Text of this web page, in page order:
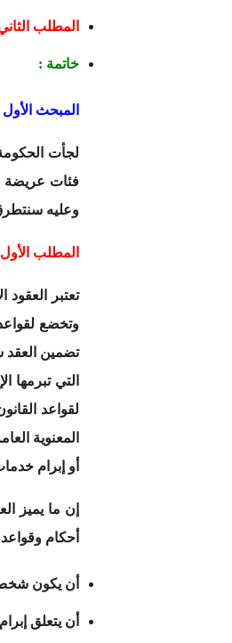
المطلب
خاتمة :
المبحث
لجأت
فئات عريضة
وعليه
المطلب
تعتبر العقود
وتخضع
تضمين العقد
التي
لقواعد
المعنوية
أو إبرام
إن ما يميز
أحكام
أن يكون
أن يتعلق